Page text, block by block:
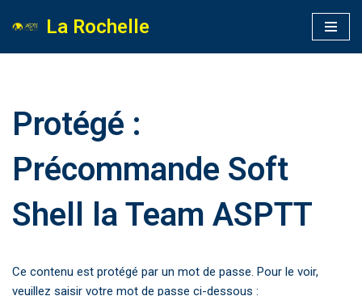
La Rochelle
Protégé :
Précommande Soft
Shell la Team ASPTT
Ce contenu est protégé par un mot de passe. Pour le voir,
veuillez saisir votre mot de passe ci-dessous :